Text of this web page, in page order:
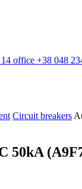
office +38 048
Circuit breakers
50kA